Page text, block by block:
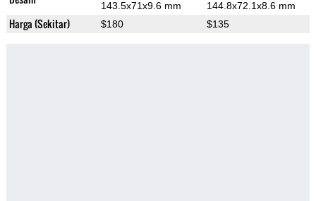
143.5x71x9.6 mm
144.8x72.1x8.6 mm
Harga (Sekitar) $180 $135